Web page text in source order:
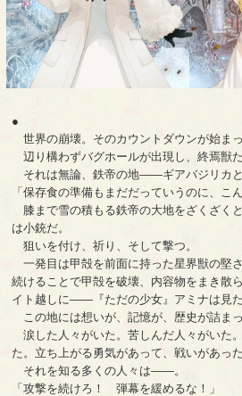
●
世界の崩壊。そのカウントダウンが始まっ
辺り構わずバグホールが出現し、終焉獣
それは無論、鉄帝の地――ギアバジリカと
「保存食の準備もまだだっていうのに、
膝まで雪の積もる鉄帝の大地をざくざく
は小銃だ。
狙いを付け、祈り、そして撃つ。
一発目は甲殻を前面に持った星界獣の堅
続けることで甲殻を破壊、内容物をまき散
イト越しに――『ただの少女』アミナは見た
この地には想いが、記憶が、歴史が詰まっ
涙した人々がいた。苦しんだ人々がいた
た。立ち上がる勇気があって、戦いがあった
それを知る多くの人々は――。
「攻撃を続けろ！ 弾幕を緩めるな！」